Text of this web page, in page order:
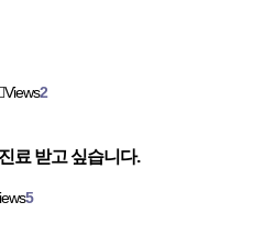
Views2
료 받고 싶습니다.
5